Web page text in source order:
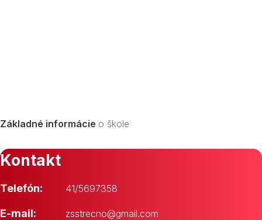
Základné informácie o škole
Kontakt
Telefón: 41/5697358
E-mail: zsstrecno@gmail.com